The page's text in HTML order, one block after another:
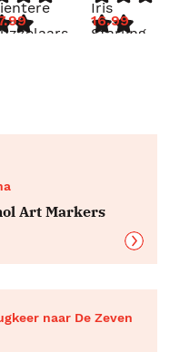
Iris
Starling
16.99
Art Markers
naar De Zeven